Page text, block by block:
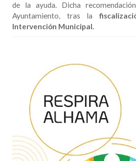
de la ayuda. Dicha
Ayuntamiento, tras la
Intervención Municipal.